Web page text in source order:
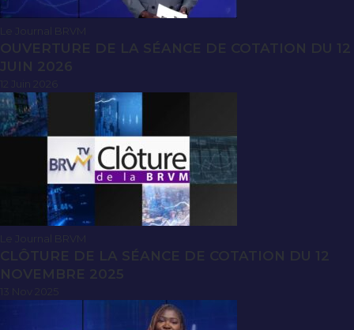
Le Journal BRVM
OUVERTURE DE LA SÉANCE DE COTATION DU 12
JUIN 2026
Le Journal BRVM
CLÔTURE DE LA SÉANCE DE COTATION DU 12
NOVEMBRE 2025